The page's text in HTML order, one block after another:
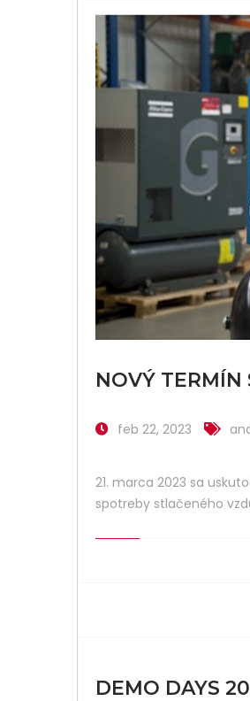
NOVÝ TERMÍN
feb 22, 2023
21. marca 2023 sa
spotreby stlačeného
DEMO DAYS